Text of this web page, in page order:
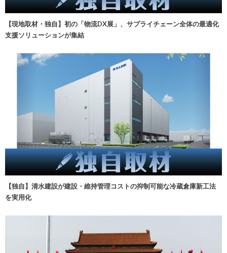
【現地取材・独自】初の「物流DX展」、サプライチェーン全体の最適化
支援ソリューションが集結
【独自】清水建設が建設・維持管理コストの抑制可能な冷蔵倉庫新工法
を実用化